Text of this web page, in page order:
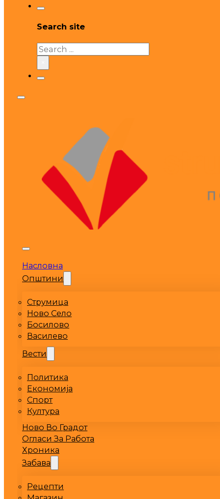
Search site
Search
Насловна
Општини
Струмица
Ново Село
Босилово
Василево
Вести
Политика
Економија
Спорт
Култура
Ново Во Градот
Огласи За Работа
Хроника
Забава
Рецепти